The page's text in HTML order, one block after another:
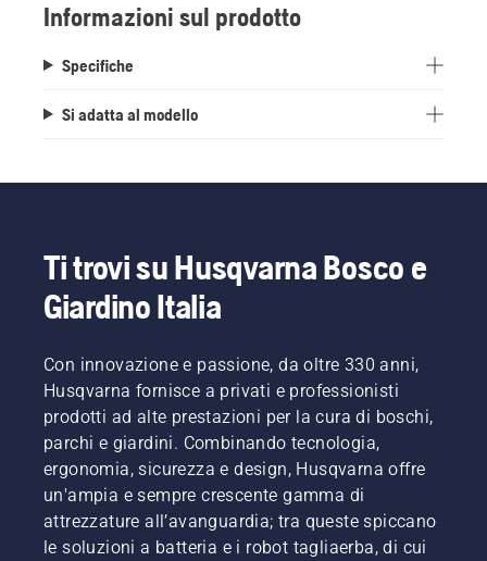
Informazioni sul prodotto
Specifiche
Si adatta al modello
Ti trovi su Husqvarna Bosco e
Giardino Italia
Con innovazione e passione, da oltre 330 anni,
Husqvarna fornisce a privati e professionisti
prodotti ad alte prestazioni per la cura di boschi,
parchi e giardini. Combinando tecnologia,
ergonomia, sicurezza e design, Husqvarna offre
un'ampia e sempre crescente gamma di
attrezzature all’avanguardia; tra queste spiccano
le soluzioni a batteria e i robot tagliaerba, di cui